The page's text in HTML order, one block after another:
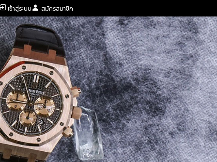
เข้าสู่ระบบ สมัครสมาชิก